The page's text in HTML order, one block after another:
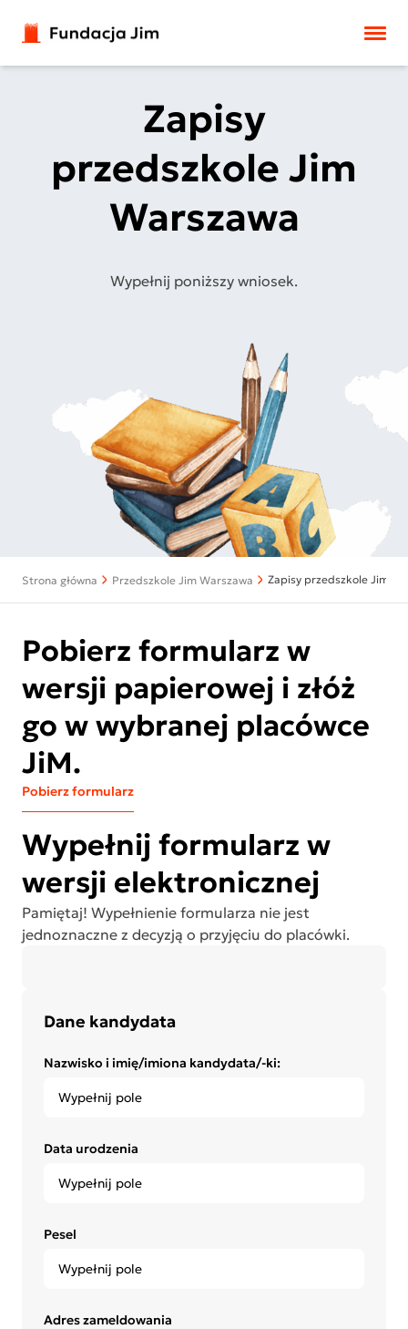
Zapisy
przedszkole Jim
Warszawa
Wypełnij poniższy wniosek.
Strona główna Przedszkole Jim Warszawa Zapisy przedszkole Jim
Pobierz formularz w
wersji papierowej i złóż
go w wybranej placówce
JiM.
Pobierz formularz
Wypełnij formularz w
wersji elektronicznej
Pamiętaj! Wypełnienie formularza nie jest
jednoznaczne z decyzją o przyjęciu do placówki.
Dane kandydata
Nazwisko i imię/imiona kandydata/-ki:
Data urodzenia
Pesel
Adres zameldowania